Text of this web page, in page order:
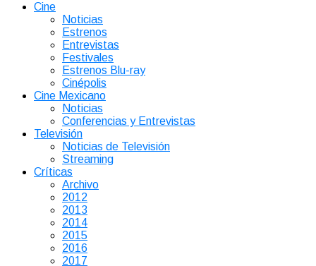
Cine
Noticias
Estrenos
Entrevistas
Festivales
Estrenos Blu-ray
Cinépolis
Cine Mexicano
Noticias
Conferencias y Entrevistas
Televisión
Noticias de Televisión
Streaming
Críticas
Archivo
2012
2013
2014
2015
2016
2017